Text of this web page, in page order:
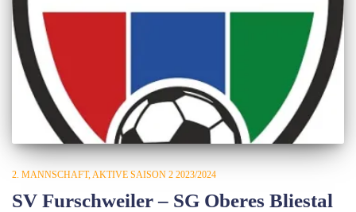
2. MANNSCHAFT AKTIVE SAISON 2 2023/2024
SV Furschweiler – SG Oberes Bliestal